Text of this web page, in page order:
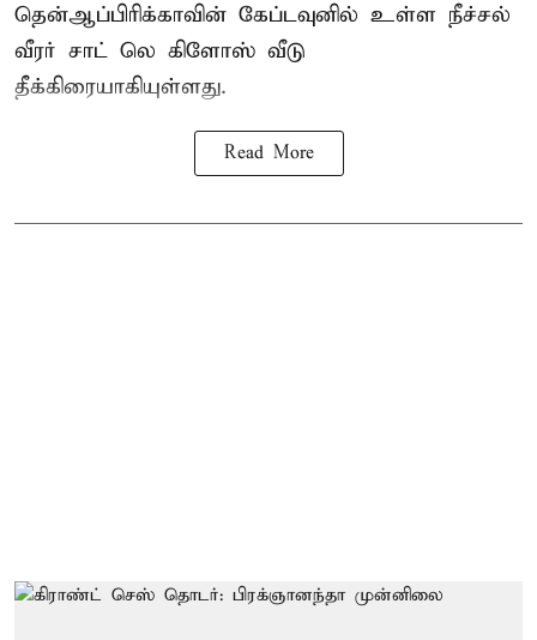
தென்ஆப்பிரிக்காவின் கேப்டவுனில் உள்ள நீச்சல்
வீரர் சாட் லெ கிளோஸ் வீடு
தீக்கிரையாகியுள்ளது.
Read More